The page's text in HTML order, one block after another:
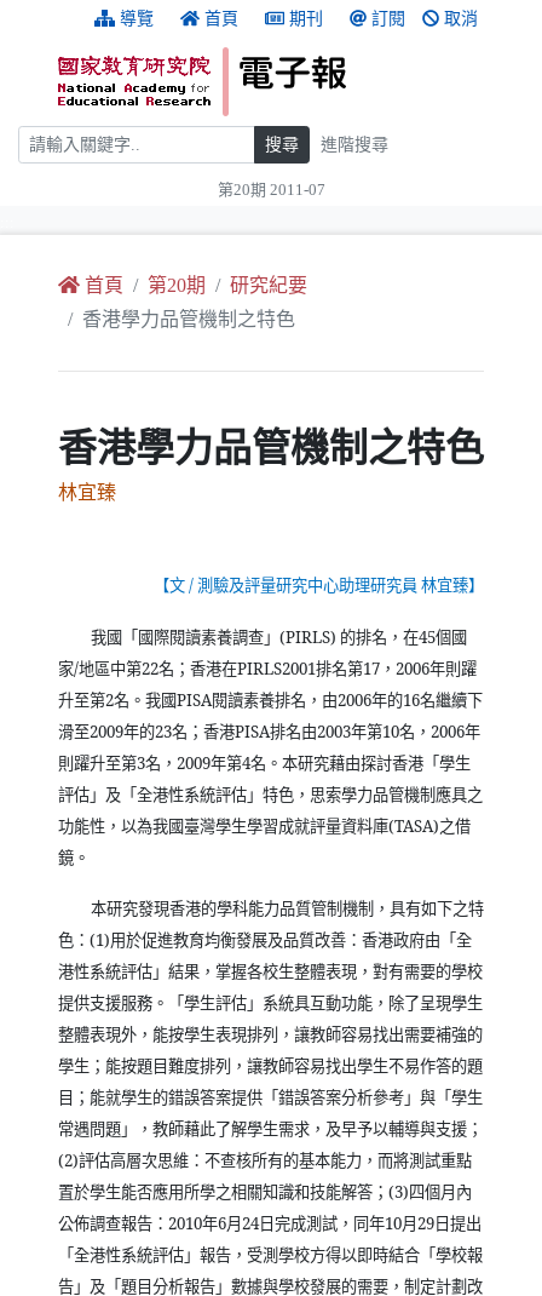
跳到主要內容 導覽 首頁 期刊 訂閱 取消
搜尋 搜尋 進階搜尋
第20期 2011-07
首頁 第20期
研究紀要
香港學力品管機制之特色
香港學力品管機制之特色
林宜臻
【文/測驗及評量研究中心助理研究員 林宜臻】
我國「國際閱讀素養調查」 (PIRLS) 的排名，在45個國
家/地區中第22名；香港在PIRLS2001排名第17 ， 2006年則躍
升至第2名。我國PISA閱讀素養排名，由2006年的16名繼續下
滑至2009年的23名；香港PISA排名由2003年第10名， 2006年
則躍升至第3名， 2009年第4名。本研究藉由探討香港「學生
評估」及「全港性系統評估」特色，思索學力品管機制應具之
功能性，以為我國臺灣學生學習成就評量資料庫(TASA)之借
鏡。
本研究發現香港的學科能力品質管制機制，具有如下之特
色： (1)用於促進教育均衡發展及品質改善：香港政府由「全
港性系統評估」結果，掌握各校生整體表現，對有需要的學校
提供支援服務。「學生評估」系統具互動功能，除了呈現學生
整體表現外，能按學生表現排列，讓教師容易找出需要補強的
學生；能按題目難度排列，讓教師容易找出學生不易作答的題
目；能就學生的錯誤答案提供「錯誤答案分析參考」與「學生
常遇問題」，教師藉此了解學生需求，及早予以輔導與支援；
(2)評估高層次思維：不查核所有的基本能力，而將測試重點
置於學生能否應用所學之相關知識和技能解答； (3)四個月內
公佈調查報告： 2010年6月24日完成測試，同年10月29日提出
「全港性系統評估」報告，受測學校方得以即時結合「學校報
告」及「題目分析報告」數據與學校發展的需要，制定計劃改